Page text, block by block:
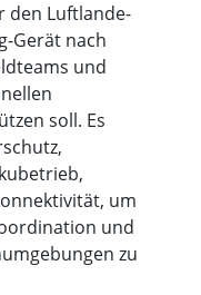
den Luftlande-
Gerät nach
und
soll. Es
um
und
zu